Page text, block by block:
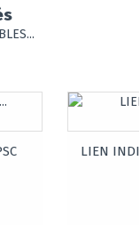
LIEN